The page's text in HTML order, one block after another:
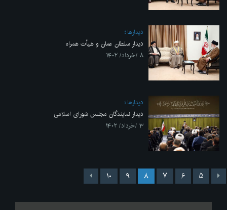
ديدارها
دیدار سلطان عمان و هیأت همراه
۸ /خرداد/ ۱۴۰۲
ديدارها
دیدار نمایندگان مجلس شورای اسلامی
۳ /خرداد/ ۱۴۰۲
۵ ۶ ۷ ۸ ۹ ۱۰